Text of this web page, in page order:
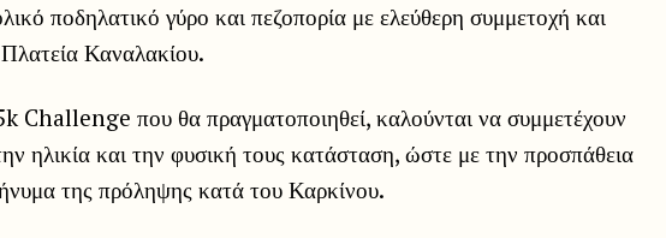
ποδηλατικό γύρο και πεζοπορία με ελεύθερη συμμετοχή και
Καναλακίου.
που θα πραγματοποιηθεί, καλούνται να συμμετέχουν
ηλικία και την φυσική τους κατάσταση, ώστε με την προσπάθεια
της πρόληψης κατά του Καρκίνου.